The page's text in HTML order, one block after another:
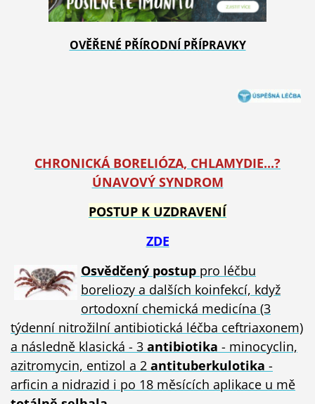
OVĚŘENÉ PŘÍRODNÍ PŘÍPRAVKY
CHRONICKÁ BORELIÓZA, CHLAMYDIE...?
ÚNAVOVÝ SYNDROM
POSTUP K UZDRAVENÍ
ZDE
Osvědčený postuppro léčbu
boreliozy a dalších koinfekcí, když
ortodoxní chemická medicína (3
týdenní nitrožilní antibiotická léčba ceftriaxonem)
a následně klasická - 3 antibiotika - minocyclin,
azitromycin, entizol a 2 antituberkulotika -
arficin a nidrazid i po 18 měsících aplikace u mě